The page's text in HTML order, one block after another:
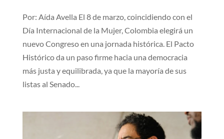
Por: Aída Avella El 8 de marzo, coincidiendo con el
Día Internacional de la Mujer, Colombia elegirá un
nuevo Congreso en una jornada histórica. El Pacto
Histórico da un paso firme hacia una democracia
más justa y equilibrada, ya que la mayoría de sus
listas al Senado...